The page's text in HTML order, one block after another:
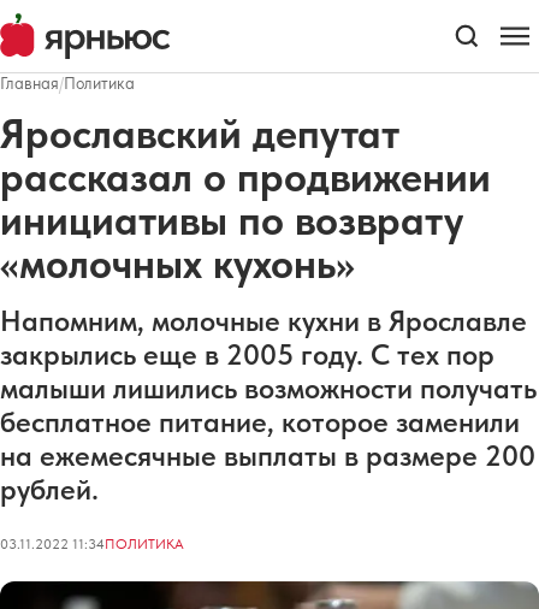
Главная/Политика
Ярославский депутат
рассказал о продвижении
инициативы по возврату
«молочных кухонь»
Напомним, молочные кухни в Ярославле
закрылись еще в 2005 году. С тех пор
малыши лишились возможности получать
бесплатное питание, которое заменили
на ежемесячные выплаты в размере 200
рублей.
03.11.2022 11:34ПОЛИТИКА